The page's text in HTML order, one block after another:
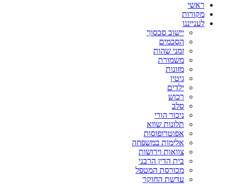
ראשי
מקורות
לענייננו
יישוב סכסוך
הסכמים
זמני שהות
משמורת
מזונות
גיטין
ילדים
רכוש
סלב
ניכור הורי
תלונות שווא
אפוטרופוסות
אלימות במשפחה
צוואות וירושות
בית הדין הרבני
מכורסת המטפל
עדשת החוקר